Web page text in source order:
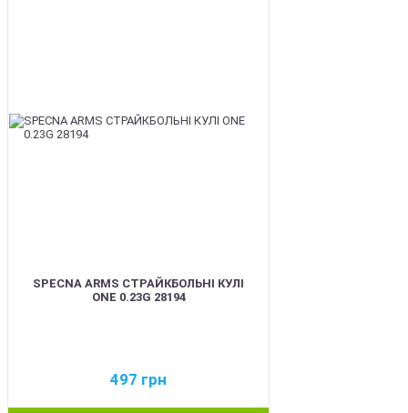
SPECNA ARMS СТРАЙКБОЛЬНІ КУЛІ
ONE 0.23G 28194
497 грн